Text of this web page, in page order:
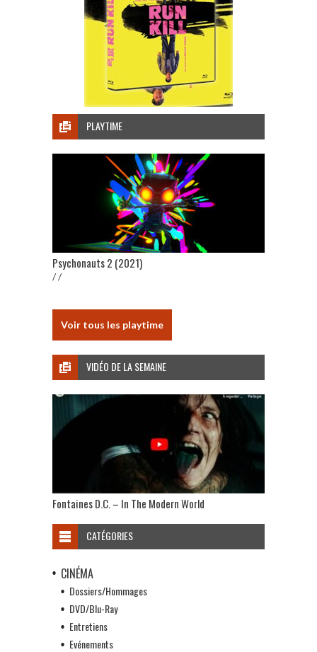
PLAYTIME
Psychonauts 2 (2021)
/ /
Voir tous les playtime
VIDÉO DE LA SEMAINE
Fontaines D.C. – In The Modern World
CATÉGORIES
CINÉMA
Dossiers/Hommages
DVD/Blu-Ray
Entretiens
Evénements